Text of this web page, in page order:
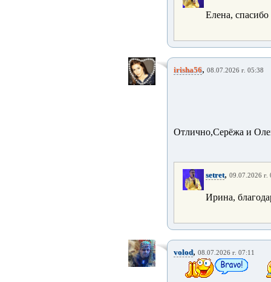
Елена,
irisha56, 08.07.2026 г. 05:38
Отлично,Серёжа и
setret, 09.07.2026 г.
Ирина,
volod, 08.07.2026 г. 07:11